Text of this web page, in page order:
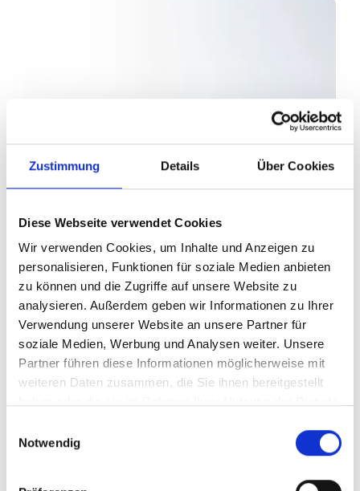
Zustimmung Details Über Cookies
Diese Webseite verwendet Cookies
Wir verwenden Cookies, um Inhalte und Anzeigen zu
personalisieren, Funktionen für soziale Medien anbieten
zu können und die Zugriffe auf unsere Website zu
analysieren. Außerdem geben wir Informationen zu Ihrer
Verwendung unserer Website an unsere Partner für
soziale Medien, Werbung und Analysen weiter. Unsere
Partner führen diese Informationen möglicherweise mit
weiteren Daten zusammen, die Sie ihnen bereitgestellt
Notwendig
Ihr Partner für optimales
Sehen in Sandersdorf
Als erster Ansprechpartner für das gute Sehen sind wir
anatomisch und ästhetisch perfekt auf Ihre
individuellen Wünsche und Bedürfnisse angepasste
Sehhilfe kümmern. Wir sind auch oft die Ersten, die